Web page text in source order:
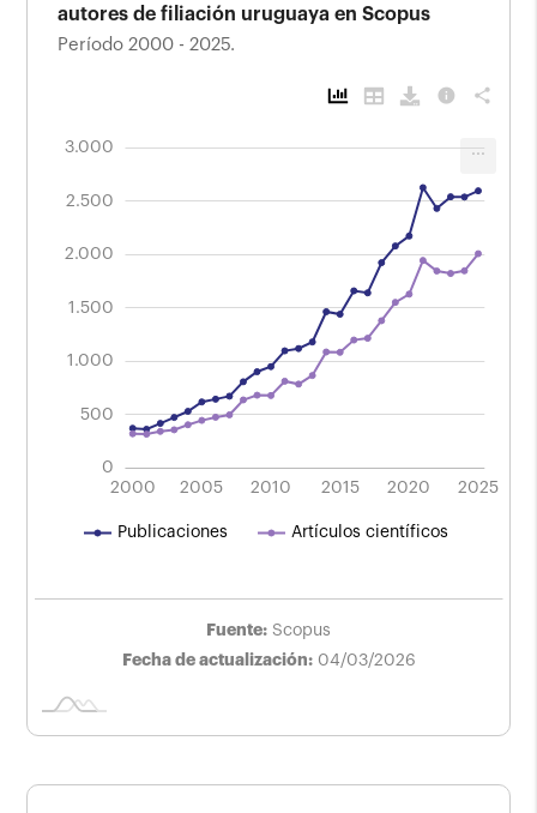
autores de filiación uruguaya en Scopus
Período 2000 - 2025.
info share
Evolución de las publicaciones científicas
de autores de filiación uruguaya en Scopus
Período 2000 - 2025.
2.000
0
500
1.000
1.500
2.000
2.500
3.000
2000
2004
2008
2012
2016 2020
2024 2005 2010 2015 2025
Publicaciones Artículos científicos
Fuente: Scopus
Fecha de actualización: 04/03/2026
...